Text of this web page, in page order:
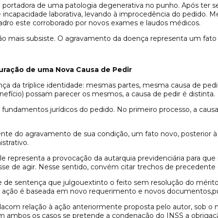
de uma patologia degenerativa no punho. Após ter
laborativa, levando à improcedência do pedido.
este corroborado por novos exames e laudos médicos.
mais subsiste. O agravamento da doença representa um
de uma Nova Causa de Pedir
da tríplice identidade: mesmas partes, mesma causa de
possam parecer os mesmos, a causa de pedir é distinta.
jurídicos do pedido. No primeiro processo, a
do agravamento de sua condição, um fato novo, posterior
a provocação da autarquia previdenciária para
de agir. Nesse sentido, convém citar trechos de precedente
sentença que julgouextinto o feito sem resolução do
é baseada em novo requerimento e novos
relação à ação anteriormente proposta pelo autor, sob o
ambos os casos se pretende a condenação do INSS a